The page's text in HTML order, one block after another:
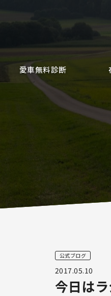
愛車無料診断
公式ブログ
2017.05.10
今日は